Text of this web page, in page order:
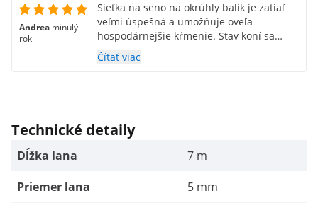
Andrea minulý
rok
Sieťka na seno na okrúhly balík je zatiaľ
veľmi úspešná a umožňuje oveľa
hospodárnejšie kŕmenie. Stav koní sa
nezhoršuje, ale balík vydrží oveľa dlhšie,
pretože jedia pomalšie, lepšie využívajú
Čítať viac
Technické detaily
Dĺžka lana
7 m
Priemer lana
5 mm